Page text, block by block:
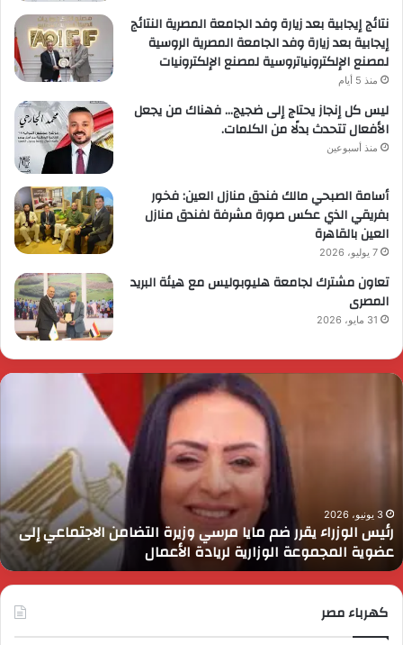
نتائج إيجابية بعد زيارة وفد الجامعة المصرية النتائج
إيجابية بعد زيارة وفد الجامعة المصرية الروسية
لمصنع الإلكترونياتروسية لمصنع الإلكترونيات
منذ 5 أيام
ليس كل إنجاز يحتاج إلى ضجيج… فهناك من يجعل
الأفعال تتحدث بدلًا من الكلمات.
منذ أسبوعين
أسامة الصبحي مالك فندق منازل العين: فخور
بفريقي الذي عكس صورة مشرفة لفندق منازل
العين بالقاهرة
7 يوليو، 2026
تعاون مشترك لجامعة هليوبوليس مع هيئة البريد
المصرى
31 مايو، 2026
رئيس
التضامن
الاجتماعي
إلى
عضوية
المجموعة
الوزارية
3 يونيو، 2026
رئيس الوزراء يقرر ضم مايا مرسي وزيرة التضامن الاجتماعي إلى
عضوية المجموعة الوزارية لريادة الأعمال
كهرباء مصر